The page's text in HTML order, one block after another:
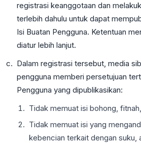
registrasi keanggotaan dan
terlebih dahulu untuk dapat
Isi Buatan Pengguna. Ketentuan
diatur lebih lanjut.
Dalam registrasi tersebut, media
pengguna memberi persetujuan
Pengguna yang dipublikasikan:
Tidak memuat isi bohong,
Tidak memuat isi yang
kebencian terkait dengan suku,